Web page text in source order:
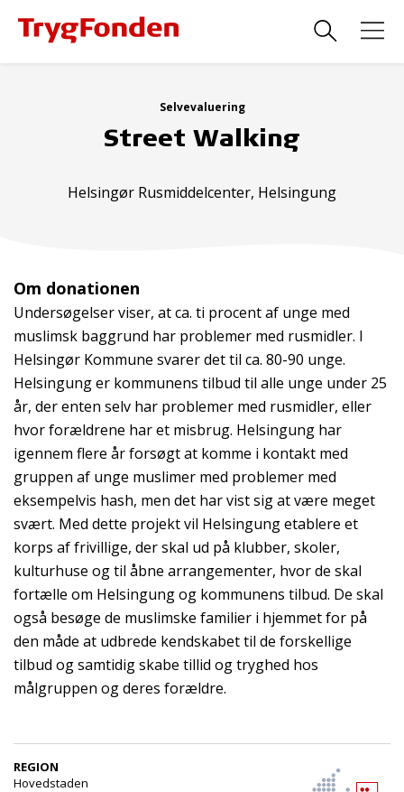
Selvevaluering
Street Walking
Helsingør Rusmiddelcenter, Helsingung
Om donationen
Undersøgelser viser, at ca. ti procent af unge med
muslimsk baggrund har problemer med rusmidler. I
Helsingør Kommune svarer det til ca. 80-90 unge.
Helsingung er kommunens tilbud til alle unge under 25
år, der enten selv har problemer med rusmidler, eller
hvor forældrene har et misbrug. Helsingung har
igennem flere år forsøgt at komme i kontakt med
gruppen af unge muslimer med problemer med
eksempelvis hash, men det har vist sig at være meget
svært. Med dette projekt vil Helsingung etablere et
korps af frivillige, der skal ud på klubber, skoler,
kulturhuse og til åbne arrangementer, hvor de skal
fortælle om Helsingung og kommunens tilbud. De skal
også besøge de muslimske familier i hjemmet for på
den måde at udbrede kendskabet til de forskellige
tilbud og samtidig skabe tillid og tryghed hos
målgruppen og deres forældre.
REGION
Hovedstaden